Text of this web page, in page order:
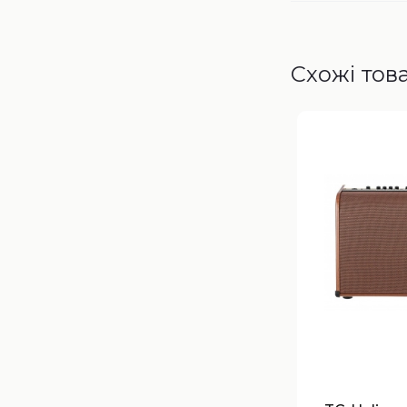
Схожі